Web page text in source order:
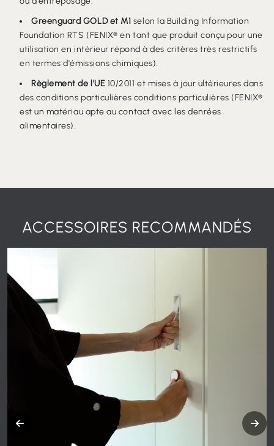
Greenguard GOLD et M1 selon la Building Information
Foundation RTS (FENIX® en tant que produit conçu pour une
utilisation en intérieur répond à des critères très restrictifs
en termes d'émissions chimiques).
Règlement de l'UE 10/2011 et mises à jour ultérieures dans
des conditions particulières conditions particulières (FENIX®
est un matériau apte au contact avec les denrées
alimentaires).
ACCESSOIRES RECOMMANDÉS